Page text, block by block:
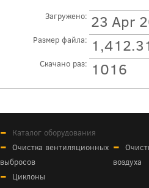
Загружено: 23 Apr
Размер файла:
Скачано раз: 1016
Каталог оборудования
Очистка вентиляционных
выбросов
воздуха
Циклоны